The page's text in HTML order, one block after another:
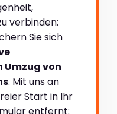
verbinden:
Sie sich
Umzug von
. Mit uns an
Start in Ihr